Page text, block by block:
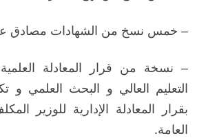
– خمس نسخ من الشهادات مصادق
– نسخة من قرار المعادلة
التعليم العالي و البحث العلمي و
بقرار المعادلة الإدارية للوزير
العامة.